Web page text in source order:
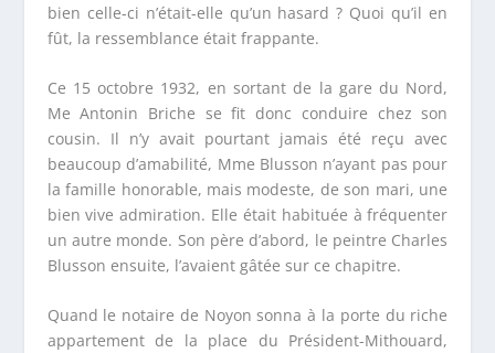
bien celle-ci n’était-elle qu’un hasard ? Quoi qu’il en
fût, la ressemblance était frappante.
Ce 15 octobre 1932, en sortant de la gare du Nord,
Me Antonin Briche se fit donc conduire chez son
cousin. Il n’y avait pourtant jamais été reçu avec
beaucoup d’amabilité, Mme Blusson n’ayant pas pour
la famille honorable, mais modeste, de son mari, une
bien vive admiration. Elle était habituée à fréquenter
un autre monde. Son père d’abord, le peintre Charles
Blusson ensuite, l’avaient gâtée sur ce chapitre.
Quand le notaire de Noyon sonna à la porte du riche
appartement de la place du Président-Mithouard,